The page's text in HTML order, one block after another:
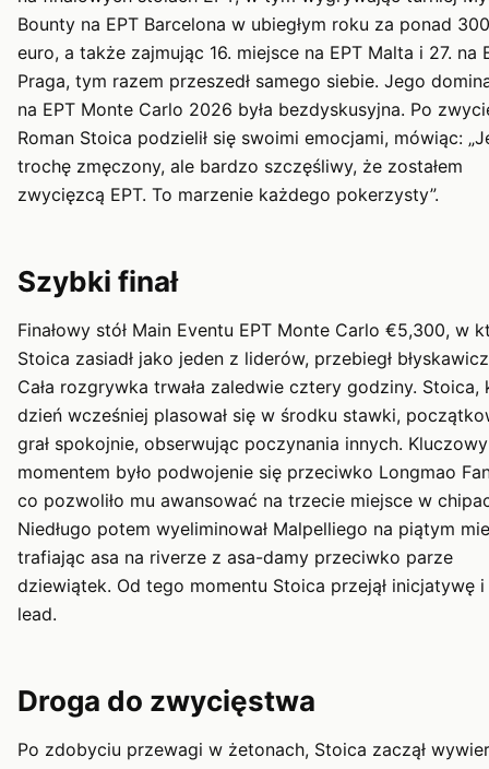
Bounty na EPT Barcelona w ubiegłym roku za ponad
euro, a także zajmując 16. miejsce na EPT Malta i 27. na
Praga, tym razem przeszedł samego siebie. Jego
na EPT Monte Carlo 2026 była bezdyskusyjna. Po
Roman Stoica podzielił się swoimi emocjami, mówiąc:
trochę zmęczony, ale bardzo szczęśliwy, że zostałem
zwycięzcą EPT. To marzenie każdego pokerzysty”.
Szybki finał
Finałowy stół Main Eventu EPT Monte Carlo €5,300, w
Stoica zasiadł jako jeden z liderów, przebiegł
Cała rozgrywka trwała zaledwie cztery godziny. Stoica,
dzień wcześniej plasował się w środku stawki,
grał spokojnie, obserwując poczynania innych.
momentem było podwojenie się przeciwko Longmao
co pozwoliło mu awansować na trzecie miejsce w
Niedługo potem wyeliminował Malpelliego na piątym
trafiając asa na riverze z asa-damy przeciwko parze
dziewiątek. Od tego momentu Stoica przejął inicjatywę
lead.
Droga do zwycięstwa
Po zdobyciu przewagi w żetonach, Stoica zaczął